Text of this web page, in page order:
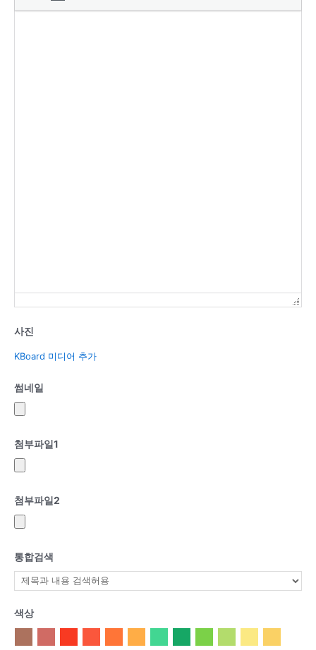
사진
KBoard 미디어 추가
썸네일
첨부파일1
첨부파일2
통합검색
색상